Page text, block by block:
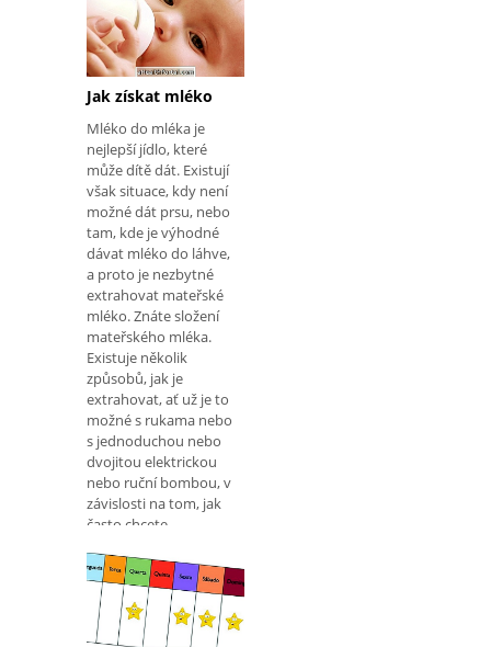
Jak získat mléko
Mléko do mléka je
nejlepší jídlo, které
může dítě dát. Existují
však situace, kdy není
možné dát prsu, nebo
tam, kde je výhodné
dávat mléko do láhve,
a proto je nezbytné
extrahovat mateřské
mléko. Znáte složení
mateřského mléka.
Existuje několik
způsobů, jak je
extrahovat, ať už je to
možné s rukama nebo
s jednoduchou nebo
dvojitou elektrickou
nebo ruční bombou, v
závislosti na tom, jak
často chcete
přednost každé ženy.
Pro jakoukoli metodu
byste měli vždy
dodržovat